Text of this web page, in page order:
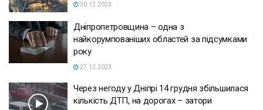
30.12.2023
Дніпропетровщина – одна з
найкорумпованіших областей за підсумками
року
27.12.2023
Через негоду у Дніпрі 14 грудня збільшилася
кількість ДТП, на дорогах – затори